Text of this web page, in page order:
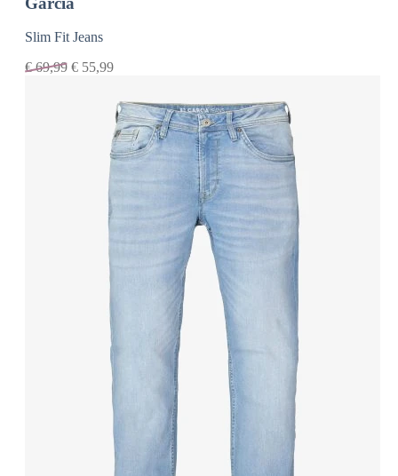
Slim Fit Jeans
€69,99 € 55,99